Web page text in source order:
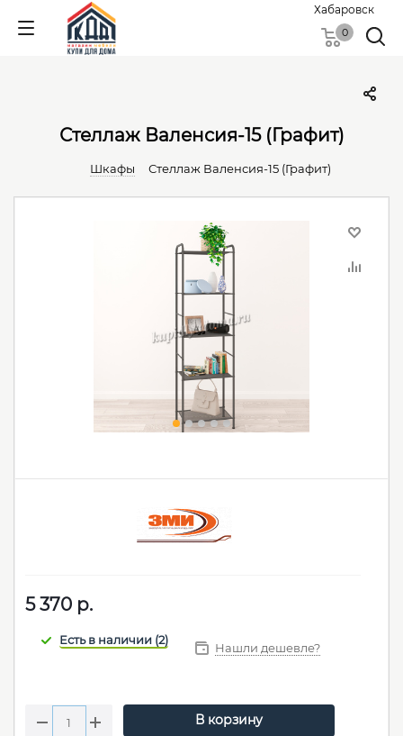
Хабаровск
0
Стеллаж Валенсия-15 (Графит)
Шкафы Стеллаж Валенсия-15 (Графит)
5 370 р.
Нашли дешевле?
В корзину